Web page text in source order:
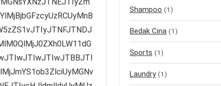
Shampoo (1)
Bedak Cina (1)
Sports (1)
Laundry (1)